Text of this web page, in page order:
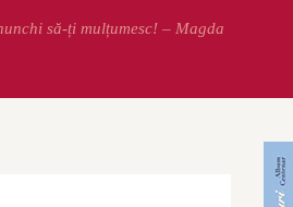
să-ți mulțumesc! – Magda